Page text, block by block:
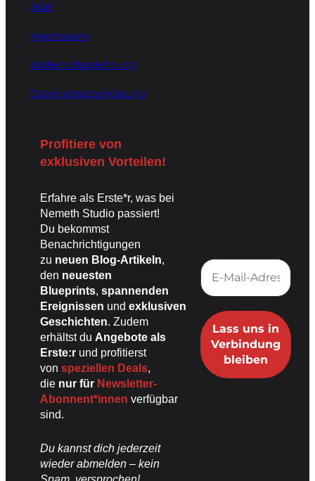
AGB
Impressum
Widerrufsbelehrung
Datenschutzerklärung
Profitiere von
exklusiven Vorteilen!
Erfahre als Erste*r, was bei
Nemeth Studio passiert!
Du bekommst
Benachrichtigungen
zu neuen Blog-Artikeln,
den neuesten
Blueprints, spannenden
Ereignissen und exklusiven
Geschichten. Zudem
erhältst du Angebote als
Erste:r und profitierst
von speziellen Deals,
die nur für Newsletter-
Abonnent*innen verfügbar
sind.
Du kannst dich jederzeit
wieder abmelden – kein